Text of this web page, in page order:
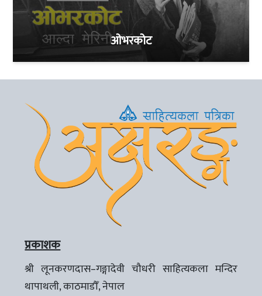
ओभरकोट
प्रकाशक
श्री लूनकरणदास–गङ्गादेवी चौधरी साहित्यकला मन्दिर
थापाथली, काठमाडौँ, नेपाल